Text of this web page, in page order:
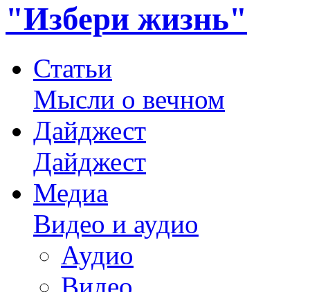
"Избери жизнь"
Статьи
Мысли о вечном
Дайджест
Дайджест
Медиа
Видео и аудио
Аудио
Видео